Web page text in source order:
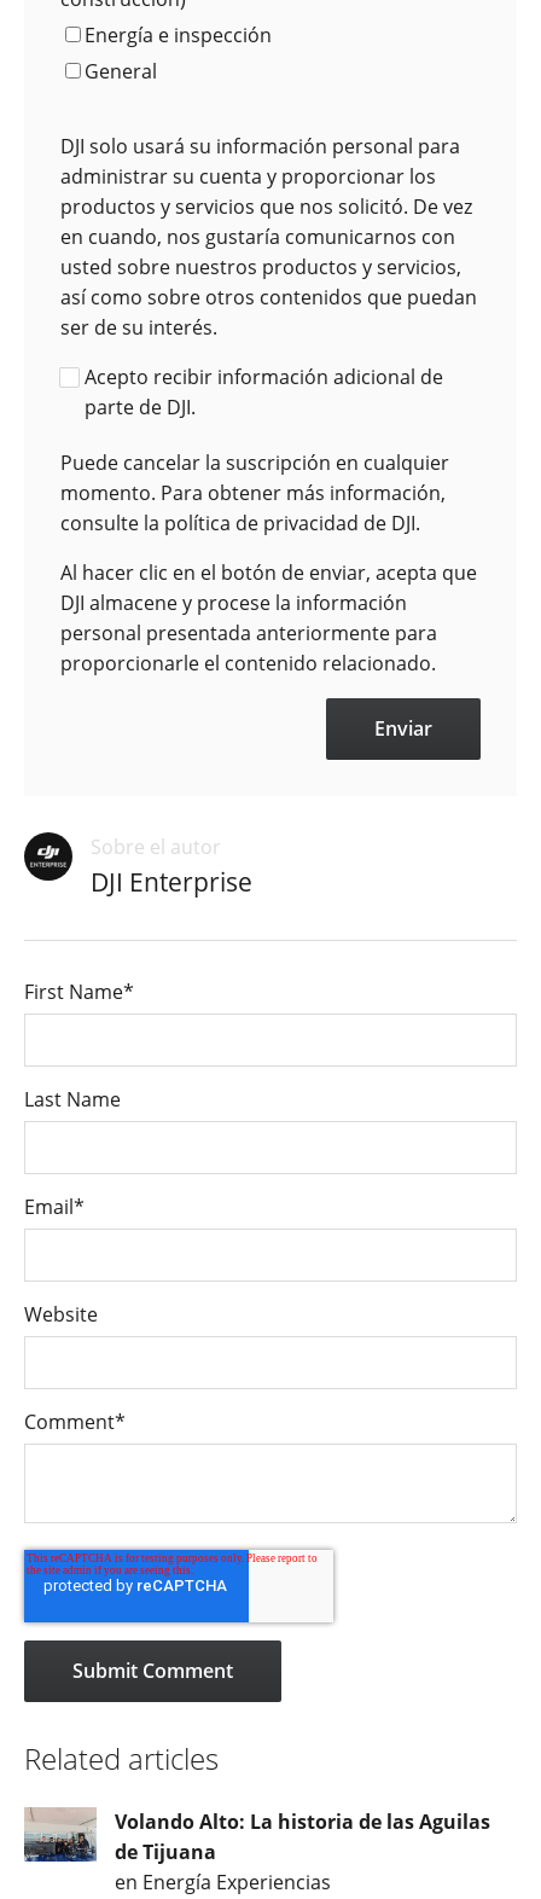
Energía e inspección
General
DJI solo usará su información personal para
administrar su cuenta y proporcionar los
productos y servicios que nos solicitó. De vez
en cuando, nos gustaría comunicarnos con
usted sobre nuestros productos y servicios,
así como sobre otros contenidos que puedan
ser de su interés.
Acepto recibir información adicional de
parte de DJI.
Puede cancelar la suscripción en cualquier
momento. Para obtener más información,
consulte la política de privacidad de DJI.
Al hacer clic en el botón de enviar, acepta que
DJI almacene y procese la información
personal presentada anteriormente para
proporcionarle el contenido relacionado.
Sobre el autor
DJI Enterprise
First Name*
Last Name
Email*
Website
Comment*
Related articles
Volando Alto: La historia de las Aguilas
de Tijuana
en Energía Experiencias